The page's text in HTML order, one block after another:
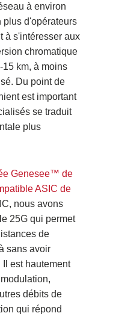
à environ
plus d'opérateurs
à s'intéresser aux
chromatique
15 km, à moins
Du point de
est important
se traduit
plus
Genesee™ de
ASIC de
nous avons
25G qui permet
de
sans avoir
est hautement
débits de
qui répond